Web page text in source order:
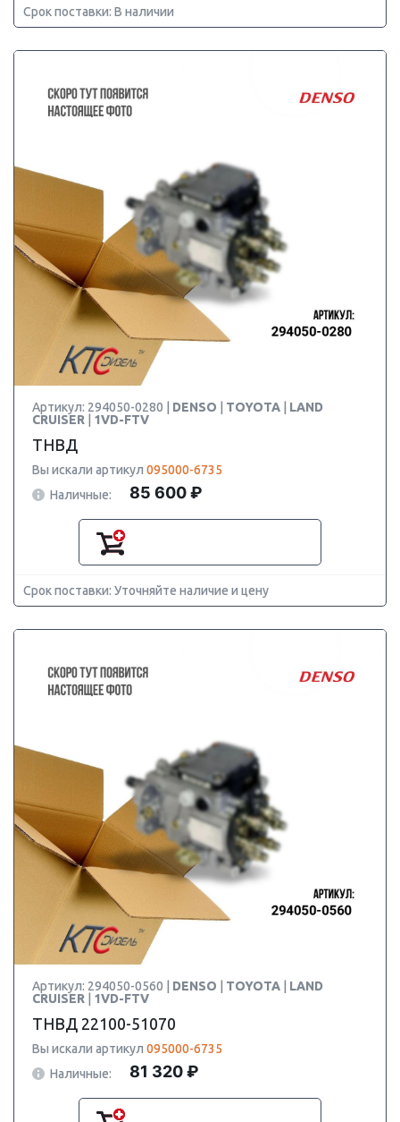
Срок поставки: В наличии
Артикул: 294050-0280 | DENSO TOYOTA
LAND
CRUISER
1VD-FTV
ТНВД
Вы искали артикул 095000-6735
Наличные:
85 600 ₽
Срок поставки: Уточняйте наличие и цену
Артикул: 294050-0560 | DENSO TOYOTA
LAND
CRUISER
1VD-FTV
ТНВД 22100-51070
Вы искали артикул 095000-6735
Наличные:
81 320 ₽